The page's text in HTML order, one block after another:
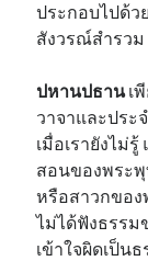
ประกอบไปด้ว
สังวรณ์สำรวม
ปหานปธานเ
วาจาและประ
เมื่อเรายังไม่
สอนของพระพุ
หรือสาวกขอ
ไม่ได้ฟังธรร
เข้าใจผิดเป็น